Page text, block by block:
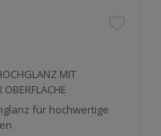
MIT
OBERFLÄCHE
für hochwertige